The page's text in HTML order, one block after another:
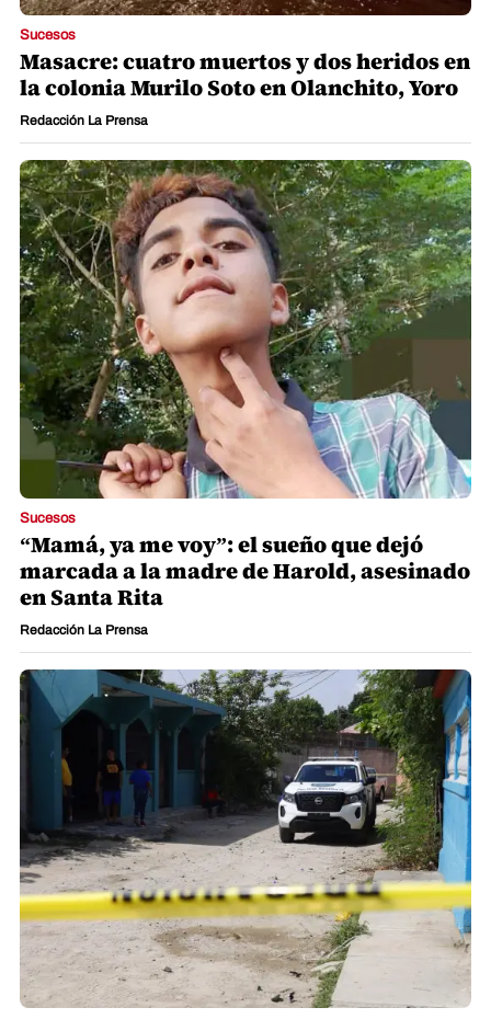
Sucesos
Masacre: cuatro muertos y dos heridos en
la colonia Murilo Soto en Olanchito, Yoro
Redacción La Prensa
Sucesos
“Mamá, ya me voy”: el sueño que dejó
marcada a la madre de Harold, asesinado
en Santa Rita
Redacción La Prensa